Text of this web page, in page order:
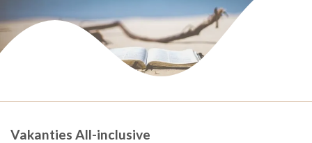
Vakanties All-inclusive